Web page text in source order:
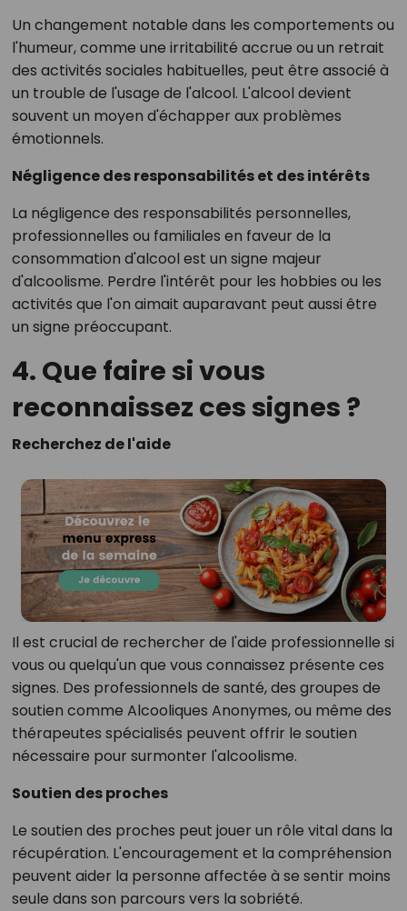
Un changement notable dans les comportements ou
l'humeur, comme une irritabilité accrue ou un retrait
des activités sociales habituelles, peut être associé à
un trouble de l'usage de l'alcool. L'alcool devient
souvent un moyen d'échapper aux problèmes
émotionnels.
Négligence des responsabilités et des intérêts
La négligence des responsabilités personnelles,
professionnelles ou familiales en faveur de la
consommation d'alcool est un signe majeur
d'alcoolisme. Perdre l'intérêt pour les hobbies ou les
activités que l'on aimait auparavant peut aussi être
un signe préoccupant.
4. Que faire si vous
reconnaissez ces signes ?
Recherchez de l'aide
Il est crucial de rechercher de l'aide professionnelle si
vous ou quelqu'un que vous connaissez présente ces
signes. Des professionnels de santé, des groupes de
soutien comme Alcooliques Anonymes, ou même des
thérapeutes spécialisés peuvent offrir le soutien
nécessaire pour surmonter l'alcoolisme.
Soutien des proches
Le soutien des proches peut jouer un rôle vital dans la
récupération. L'encouragement et la compréhension
peuvent aider la personne affectée à se sentir moins
seule dans son parcours vers la sobriété.